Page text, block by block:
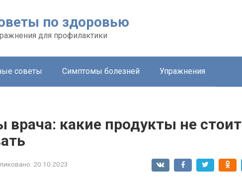
по здоровью
для профилактики
советы Симптомы болезней Упражнения
врача: какие продукты не стоит
20.10.2023